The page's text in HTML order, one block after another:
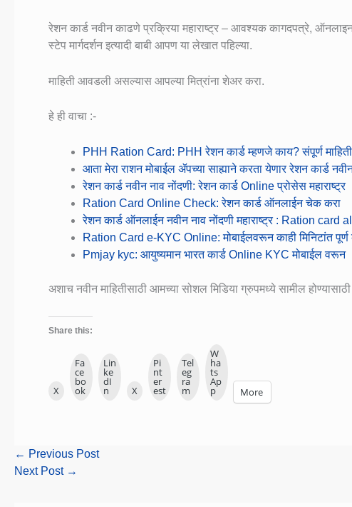
रेशन कार्ड नवीन काढणे प्रक्रिया महाराष्ट्र – आवश्यक कागदपत्रे,
स्टेप मार्गदर्शन इत्यादी बाबी आपण या लेखात पहिल्या.
माहिती आवडली असल्यास आपल्या मित्रांना शेअर करा.
हे ही वाचा :-
PHH Ration Card: PHH रेशन कार्ड म्हणजे काय? संपूर्ण
आता मेरा राशन मोबाईल ॲपच्या साह्याने करता येणार रेशन कार्ड
रेशन कार्ड नवीन नाव नोंदणी: रेशन कार्ड Online प्रोसेस महाराष्ट्र
Ration Card Online Check: रेशन कार्ड ऑनलाईन चेक करा
रेशन कार्ड ऑनलाईन नवीन नाव नोंदणी महाराष्ट्र : Ration
Ration Card e-KYC Online: मोबाईलवरून काही मिनिटांत पूर्ण
Pmjay kyc: आयुष्यमान भारत कार्ड Online KYC मोबाईल वरून
अशाच नवीन माहितीसाठी आमच्या सोशल मिडिया ग्रुपमध्ये सामील
Share this:
X
Fa
ce
bo
ok
Lin
ke
dI
n X
Pi
nt
er
est
Tel
eg
ra
m
W
ha
ts
Ap
p More
← Previous Post
Next Post →